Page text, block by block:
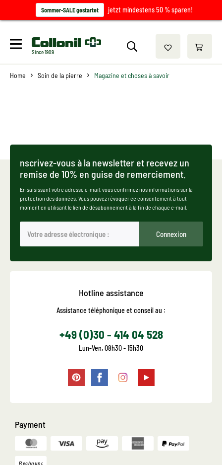
Sommer-SALE gestartet jetzt mindestens 50 % sparen!
Since 1909
Home Soin de la pierre Magazine et choses à savoir
nscrivez-vous à la newsletter et recevez un
remise de 10% en guise de remerciement.
En saisissant votre adresse e-mail, vous confirmez nos informations sur la
protection des données. Vous pouvez révoquer ce consentement à tout
moment en utilisant le lien de désabonnement à la fin de chaque e-mail.
Connexion
Hotline assistance
Assistance téléphonique et conseil au :
+49 (0)30 - 414 04 528
Lun-Ven, 08h30 - 15h30
Payment